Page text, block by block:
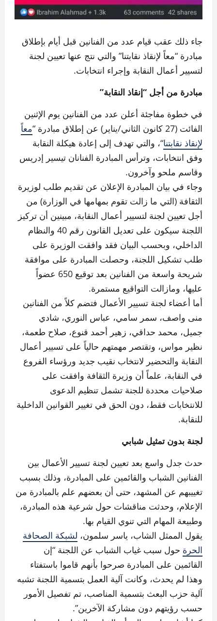
جاء ذلك عقب قيام عدد من الفنانين قبل أيام بإطلاق
مبادرة “معاً لإنقاذ نقابتنا” والتي نتج عنها تعيين لجنة
لتسيير أعمال النقابة وإجراء انتخابات.
مبادرة من أجل “إنقاذ النقابة”
في خطوة مفاجئة أعلن عدد من الفنانين يوم الإثنين
الفائت (27 كانون الثاني/يناير) عن إطلاق مبادرة “
معاً
لإنقاذ نقابتنا“، والتي تهدف إلى إعادة هيكلة النقابة
وفق انتخابات، وترأس المبادرة الفنانان تيسير إدريس
وقاسم ملحو وآخرون.
وجاء في بيان المبادرة الإعلان عن تقديم طلب لوزيرة
الثقافة (التي ما زالت تقوم بمهامها في الوزارة) من
أجل تعيين لجنة لتسيير أعمال النقابة، مبينين أن تركيز
اللجنة سيكون على تعديل القانون رقم 40 والنظام
الداخلي، وبحسب البيان فقد وافقت الوزيرة على
طلب تشكيل اللجنة، وحصلت المبادرة على موافقة
شريحة واسعة من الفنانين بعد توقيع 650 عضواً
عليها، ومازالت التواقيع مستمرة.
أما أعضاء لجنة تسيير الأعمال فتضم كلاً من الفنانين
منى واصف، سمر سامي، عباس النوري، شادي
جميل، محمد حداقي، زهير أحمد قنوع، صلاح طعمة،
نظير مواس، وتقتصر مهمتهم حالياً على تسيير أعمال
النقابة والتحضير لانتخاب نقيب جديد ورؤساء الفروع
في النقابة، علماً أن وزيرة الثقافة وافقت على
صلاحيات محددة للجنة تشمل تنظيم الدعوى
للانتخابات فقط، دون الحق في تغيير القوانين الداخلية
للنقابة.
لجنة بدون تمثيل شبابي
حدث جدل واسع بعد تعيين لجنة تسيير الأعمال بين
الفنانين الشباب والقائمين على المبادرة، وذلك بسبب
تغييبهم عن المشهد، حتى أن بعضهم علم بالمبادرة من
الإعلام، وحدثت مناقشات حول شرعية هذه المبادرة،
وطبيعة المهام التي تنوي القيام بها.
يقول الممثل الشاب، ياسر سلمون، لشبكة الصحافة
الحرة حول سبب غياب الشباب عن اللجنة “إن
القائمين على المبادرة صرحوا بأنهم قاموا باستفتاء
وهذا لم يحدث، وكانت آلية العمل بتسمية اللجنة تشبه
آلية حزب البعث بتسمية المناصب، تم تفصيل الأمور
حسب رؤيتهم دون مشاركة الآخرين”.